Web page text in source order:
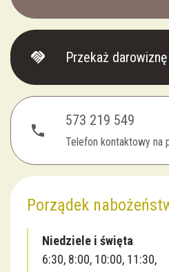
handshake Przekaż darowiznę
phone
573 219 549
Telefon kontaktowy na
Porządek
Niedziele i święta
6:30, 8:00, 10:00, 11:30,